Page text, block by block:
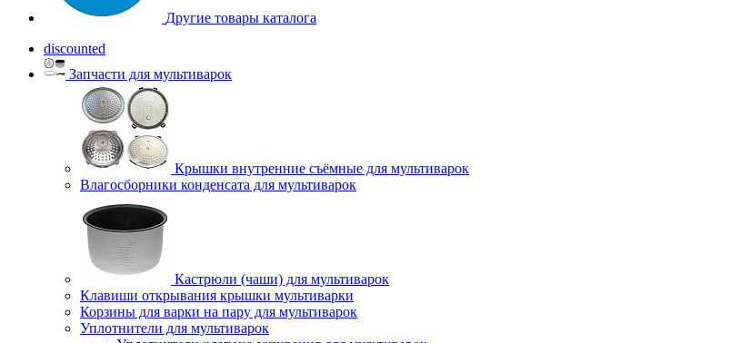
Другие товары каталога
discounted
Запчасти для мультиварок
Крышки внутренние съёмные для мультиварок
Влагосборники конденсата для мультиварок
Кастрюли (чаши) для мультиварок
Клавиши открывания крышки мультиварки
Корзины для варки на пару для мультиварок
Уплотнители для мультиварок